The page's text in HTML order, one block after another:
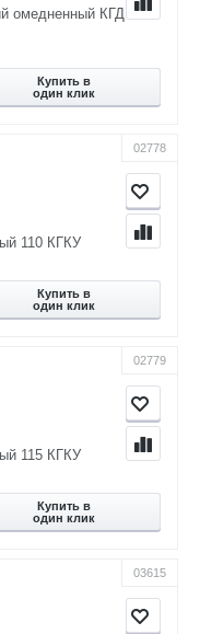
омедненный КГД
Купить в
один клик
02778
110 КГКУ
Купить в
один клик
02779
115 КГКУ
Купить в
один клик
03615